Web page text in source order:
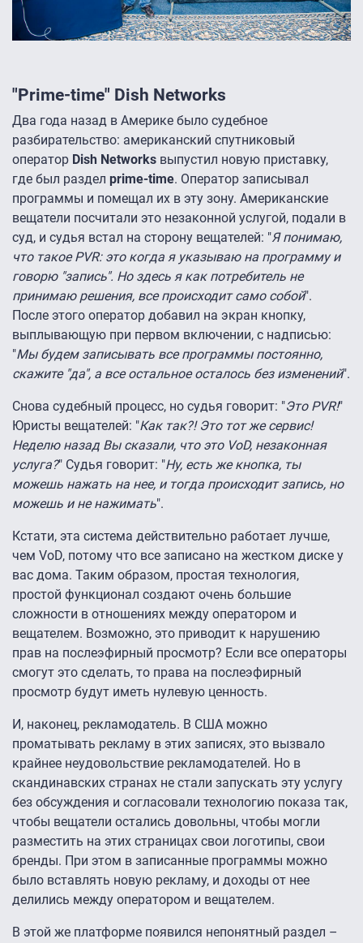
"Prime-time" Dish Networks
Два года назад в Америке было судебное
разбирательство: американский спутниковый
оператор Dish Networks выпустил новую приставку,
где был раздел prime-time. Оператор записывал
программы и помещал их в эту зону. Американские
вещатели посчитали это незаконной услугой, подали в
суд, и судья встал на сторону вещателей: "Я понимаю,
что такое PVR: это когда я указываю на программу и
говорю "запись". Но здесь я как потребитель не
принимаю решения, все происходит само собой".
После этого оператор добавил на экран кнопку,
выплывающую при первом включении, с надписью:
"Мы будем записывать все программы постоянно,
скажите "да", а все остальное осталось без изменений".
Снова судебный процесс, но судья говорит: "Это PVR!"
Юристы вещателей: "Как так?! Это тот же сервис!
Неделю назад Вы сказали, что это VoD, незаконная
услуга?" Судья говорит: "Ну, есть же кнопка, ты
можешь нажать на нее, и тогда происходит запись, но
можешь и не нажимать".
Кстати, эта система действительно работает лучше,
чем VoD, потому что все записано на жестком диске у
вас дома. Таким образом, простая технология,
простой функционал создают очень большие
сложности в отношениях между оператором и
вещателем. Возможно, это приводит к нарушению
прав на послеэфирный просмотр? Если все операторы
смогут это сделать, то права на послеэфирный
просмотр будут иметь нулевую ценность.
И, наконец, рекламодатель. В США можно
проматывать рекламу в этих записях, это вызвало
крайнее неудовольствие рекламодателей. Но в
скандинавских странах не стали запускать эту услугу
без обсуждения и согласовали технологию показа так,
чтобы вещатели остались довольны, чтобы могли
разместить на этих страницах свои логотипы, свои
бренды. При этом в записанные программы можно
было вставлять новую рекламу, и доходы от нее
делились между оператором и вещателем.
В этой же платформе появился непонятный раздел –